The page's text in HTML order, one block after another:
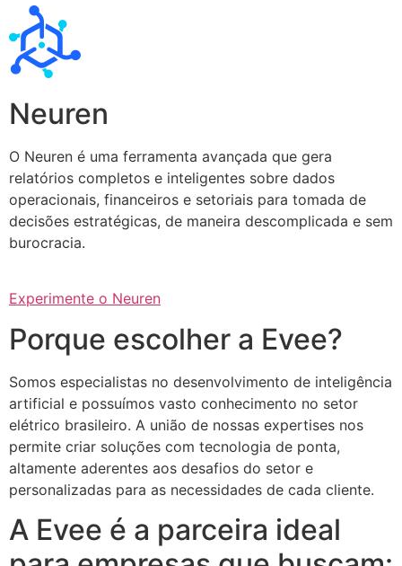
Neuren
O Neuren é uma ferramenta avançada que gera
relatórios completos e inteligentes sobre dados
operacionais, financeiros e setoriais para tomada de
decisões estratégicas, de maneira descomplicada e sem
burocracia.
Experimente o Neuren
Porque escolher a Evee?
Somos especialistas no desenvolvimento de inteligência
artificial e possuímos vasto conhecimento no setor
elétrico brasileiro. A união de nossas expertises nos
permite criar soluções com tecnologia de ponta,
altamente aderentes aos desafios do setor e
personalizadas para as necessidades de cada cliente.
A Evee é a parceira ideal